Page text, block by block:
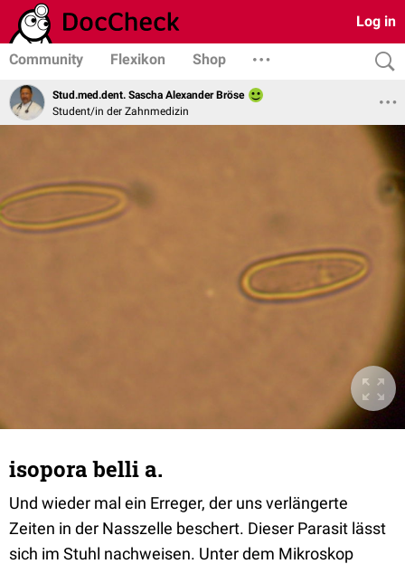
Log in
Community Flexikon Shop
Stud.med.dent. Sascha Alexander Bröse
Student/in der Zahnmedizin
isopora belli a.
Und wieder mal ein Erreger, der uns verlängerte
Zeiten in der Nasszelle beschert. Dieser Parasit lässt
sich im Stuhl nachweisen. Unter dem Mikroskop